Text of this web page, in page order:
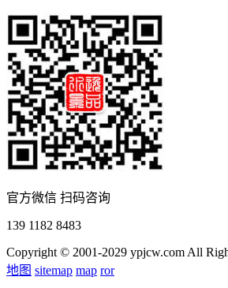
官方微信 扫码咨询
139 1182 8483
Copyright © 2001-2029 ypjcw.com All
地图 sitemap map ror